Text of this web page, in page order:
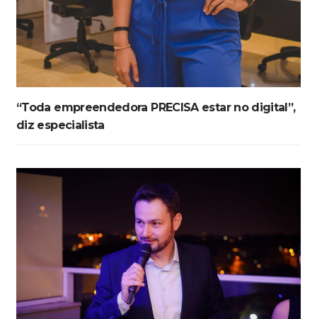
“Toda empreendedora PRECISA estar no digital”,
diz especialista